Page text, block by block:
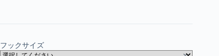
フックサイズ